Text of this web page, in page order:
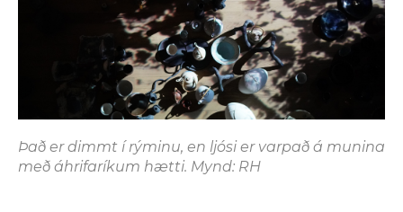
Það er dimmt í rýminu, en ljósi er varpað á munina
með áhrifaríkum hætti. Mynd: RH